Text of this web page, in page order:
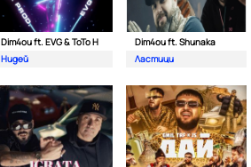
Dim4ou ft. EVG & ToTo H
Нидей
Dim4ou ft. Shunaka
Ластици